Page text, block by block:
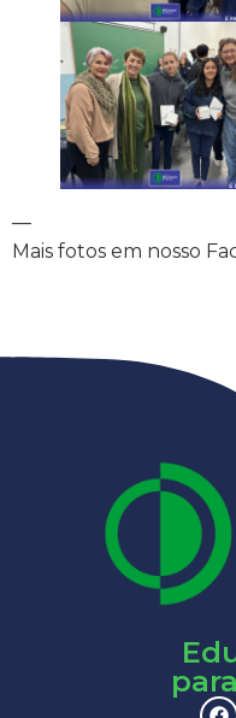
—
Mais fotos em nosso